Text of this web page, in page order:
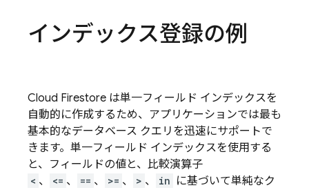
インデックス登録の例
Cloud Firestore は単一フィールド インデックスを
自動的に作成するため、アプリケーションでは最も
基本的なデータベース クエリを迅速にサポートで
きます。単一フィールド インデックスを使用する
と、フィールドの値と、比較演算子
< 、 <= 、 == 、 >= 、 > 、 in に基づいて単純なク